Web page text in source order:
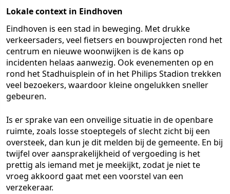
Lokale context in Eindhoven
Eindhoven is een stad in beweging. Met drukke
verkeersaders, veel fietsers en bouwprojecten rond het
centrum en nieuwe woonwijken is de kans op
incidenten helaas aanwezig. Ook evenementen op en
rond het Stadhuisplein of in het Philips Stadion trekken
veel bezoekers, waardoor kleine ongelukken sneller
gebeuren.
Is er sprake van een onveilige situatie in de openbare
ruimte, zoals losse stoeptegels of slecht zicht bij een
oversteek, dan kun je dit melden bij de gemeente. En bij
twijfel over aansprakelijkheid of vergoeding is het
prettig als iemand met je meekijkt, zodat je niet te
vroeg akkoord gaat met een voorstel van een
verzekeraar.